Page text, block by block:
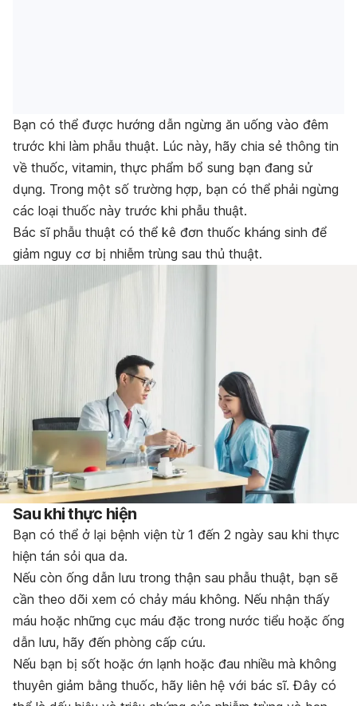
Bạn có thể được hướng dẫn ngừng ăn uống vào đêm
trước khi làm phẫu thuật. Lúc này, hãy chia sẻ thông tin
về thuốc, vitamin, thực phẩm bổ sung bạn đang sử
dụng. Trong một số trường hợp, bạn có thể phải ngừng
các loại thuốc này trước khi phẫu thuật.
Bác sĩ phẫu thuật có thể kê đơn thuốc kháng sinh để
giảm nguy cơ bị nhiễm trùng sau thủ thuật.
Sau khi thực hiện
Bạn có thể ở lại bệnh viện từ 1 đến 2 ngày sau khi thực
hiện tán sỏi qua da.
Nếu còn ống dẫn lưu trong thận sau phẫu thuật, bạn sẽ
cần theo dõi xem có chảy máu không. Nếu nhận thấy
máu hoặc những cục máu đặc trong nước tiểu hoặc ống
dẫn lưu, hãy đến phòng cấp cứu.
Nếu bạn bị sốt hoặc ớn lạnh hoặc đau nhiều mà không
thuyên giảm bằng thuốc, hãy liên hệ với bác sĩ. Đây có